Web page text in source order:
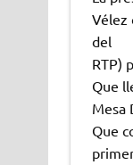
Vélez
del
RTP)
Que
Mesa
Que